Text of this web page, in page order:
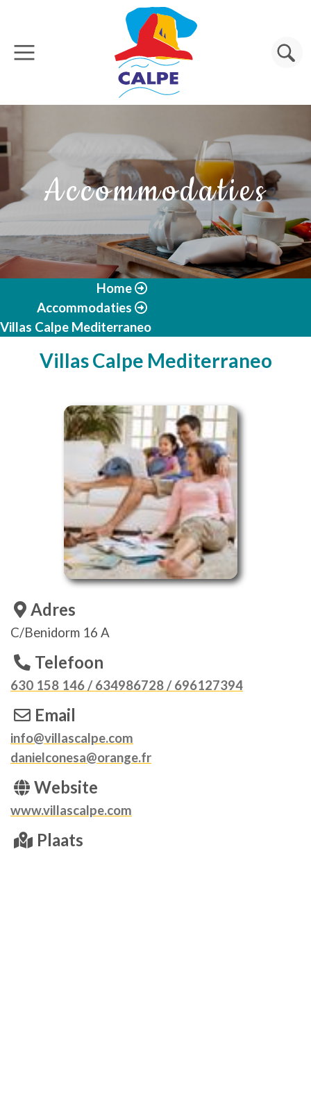
Overslaan en naar de inhoud gaan
Zoeken
Accommodaties
Home
Accommodaties
Villas Calpe Mediterraneo
Villas Calpe Mediterraneo
Adres
C/Benidorm 16 A
Telefoon
630 158 146 / 634986728 / 696127394
Email
info@villascalpe.com
danielconesa@orange.fr
Website
www.villascalpe.com
Plaats